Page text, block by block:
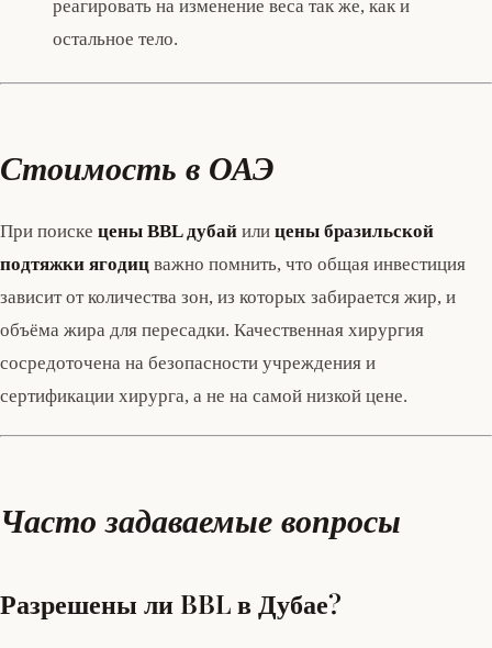
реагировать на изменение веса так же, как и
остальное тело.
Стоимость в ОАЭ
При поиске цены BBL дубай или цены бразильской
подтяжки ягодиц важно помнить, что общая инвестиция
зависит от количества зон, из которых забирается жир, и
объёма жира для пересадки. Качественная хирургия
сосредоточена на безопасности учреждения и
сертификации хирурга, а не на самой низкой цене.
Часто задаваемые вопросы
Разрешены ли BBL в Дубае?